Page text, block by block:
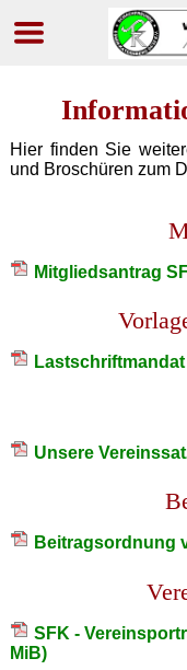
Hier finden Sie
und Broschüren zum
Mitgliedsantrag
Unsere
Beitragsordnung
SFK -
MiB)